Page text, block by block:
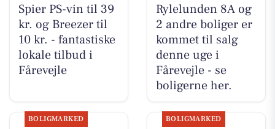
Spier PS-vin til 39
kr. og Breezer til
10 kr. - fantastiske
lokale tilbud i
Fårevejle
Rylelunden 8A og
2 andre boliger er
kommet til salg
denne uge i
Fårevejle - se
boligerne her.
BOLIGMARKED BOLIGMARKED